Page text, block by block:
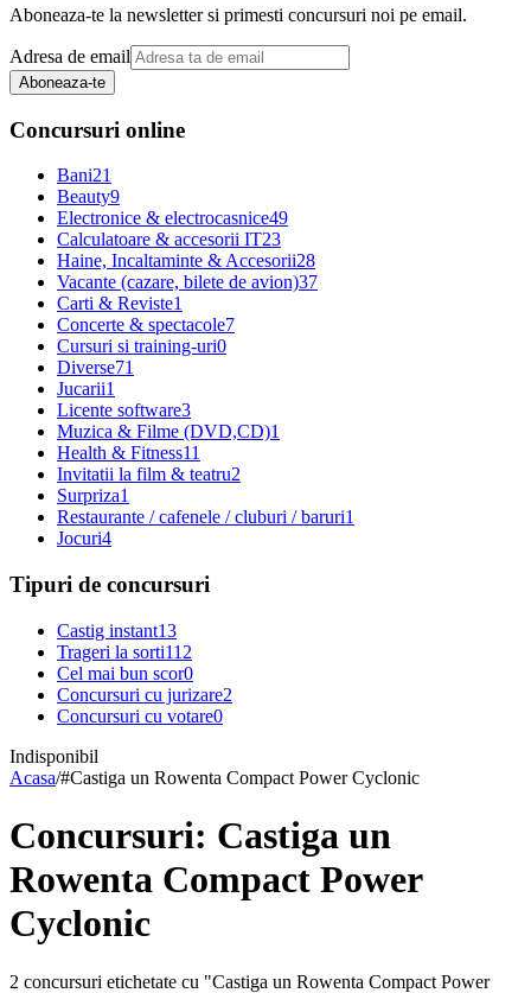
Aboneaza-te la newsletter si primesti concursuri noi pe email.
Adresa de email
Aboneaza-te
Concursuri online
Bani21
Beauty9
Electronice & electrocasnice49
Calculatoare & accesorii IT23
Haine, Incaltaminte & Accesorii28
Vacante (cazare, bilete de avion)37
Carti & Reviste1
Concerte & spectacole7
Cursuri si training-uri0
Diverse71
Jucarii1
Licente software3
Muzica & Filme (DVD,CD)1
Health & Fitness11
Invitatii la film & teatru2
Surpriza1
Restaurante / cafenele / cluburi / baruri1
Jocuri4
Tipuri de concursuri
Castig instant13
Trageri la sorti112
Cel mai bun scor0
Concursuri cu jurizare2
Concursuri cu votare0
Indisponibil
Acasa/#Castiga un Rowenta Compact Power Cyclonic
Concursuri: Castiga un
Rowenta Compact Power
Cyclonic
2 concursuri etichetate cu "Castiga un Rowenta Compact Power